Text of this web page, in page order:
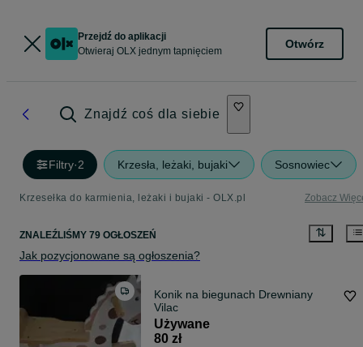
Przejdź do aplikacji
Otwieraj OLX jednym tapnięciem
Otwórz
Znajdź coś dla siebie
Filtry·2 Krzesła, leżaki, bujaki Sosnowiec
Krzesełka do karmienia, leżaki i bujaki - OLX.pl Zobacz
ZNALEŹLIŚMY 79 OGŁOSZEŃ
Jak pozycjonowane są ogłoszenia?
Konik na biegunach Drewniany
Vilac
Używane
80 zł